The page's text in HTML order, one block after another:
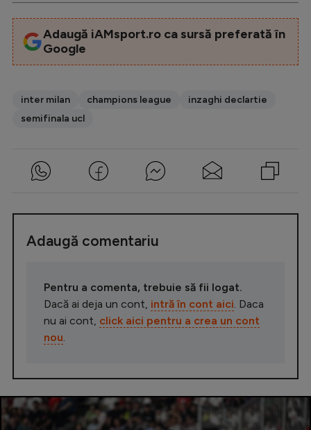
Adaugă iAMsport.ro ca sursă preferată în
Google
inter milan champions league
inzaghi declartie
semifinala ucl
Adaugă comentariu
Pentru a comenta, trebuie să fii logat.
Dacă ai deja un cont, intră în cont aici. Daca
nu ai cont, click aici pentru a crea un cont
nou.